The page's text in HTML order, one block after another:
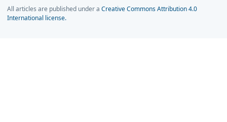
All articles are published under a Creative Commons Attribution 4.0
International license.